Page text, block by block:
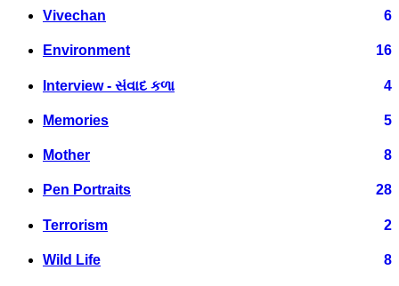
Vivechan 6
Environment 16
Interview - સંવાદ કળા 4
Memories 5
Mother 8
Pen Portraits 28
Terrorism 2
Wild Life 8